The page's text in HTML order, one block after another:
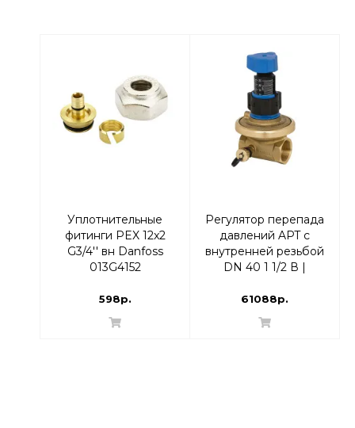
Уплотнительные
фитинги PEX 12x2
G3/4'' вн Danfoss
013G4152
598р.
Регулятор перепада
давлений APT с
внутренней резьбой
DN 40 1 1/2 В |
61088р.